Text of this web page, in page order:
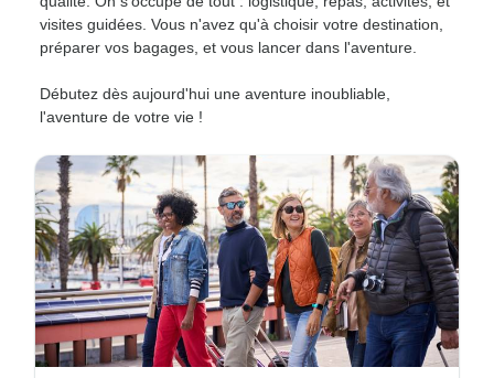
visites guidées. Vous n'avez qu'à choisir votre destination,
préparer vos bagages, et vous lancer dans l'aventure.
Débutez dès aujourd'hui une aventure inoubliable,
l'aventure de votre vie !